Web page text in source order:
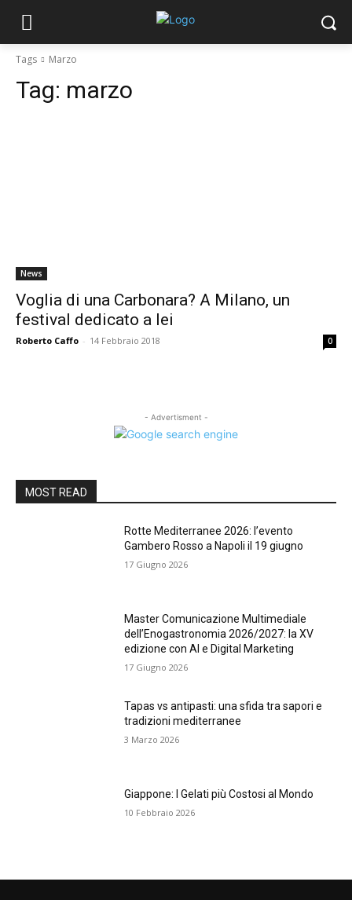
Tags Marzo
Tag: marzo
News
Voglia di una Carbonara? A Milano, un
festival dedicato a lei
Roberto Caffo - 14 Febbraio 2018 0
- Advertisment -
MOST READ
Rotte Mediterranee 2026: l’evento
Gambero Rosso a Napoli il 19 giugno
17 Giugno 2026
Master Comunicazione Multimediale
dell’Enogastronomia 2026/2027: la XV
edizione con AI e Digital Marketing
17 Giugno 2026
Tapas vs antipasti: una sfida tra sapori e
tradizioni mediterranee
3 Marzo 2026
Giappone: I Gelati più Costosi al Mondo
10 Febbraio 2026